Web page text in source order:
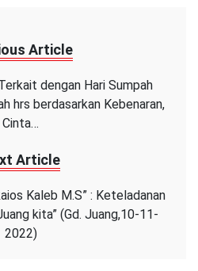
Article
dengan Hari Sumpah
hrs berdasarkan Kebenaran,
Cinta…
Article
Kaleb M.S” : Keteladanan
kita” (Gd. Juang,10-11-
2022)